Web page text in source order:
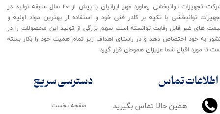
اطلاعات تماس
همین حالا تماس بگیرید
شرکت تجهیزات توانبخشی رهاورد مهر ایرانیان با بیش از 20 سال سابقه تولید در
توانبخشی با تکیه بر کادر فنی خود و استفاده از بهترین مواد اولیه و
های غیر قابل رقابت توانسته است سهم بزرگی از تولید این محصولات را در
به خود اختصاص دهد و در راستای اهداف زیر تمام همیت خود را بکار بسته
تا مورد اقبال شما عزیزان هموطن قرار گیرد​​​​​​​.
صفحه نخست
دسترسی سریع